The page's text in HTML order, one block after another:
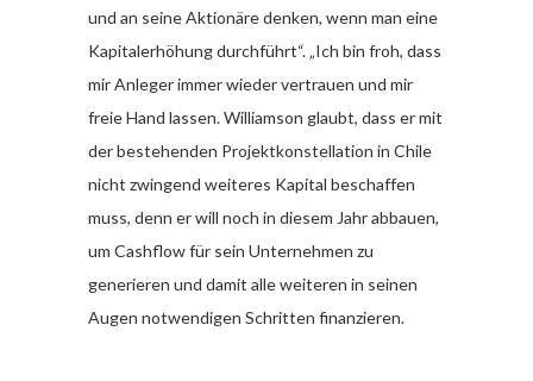
und an seine Aktionäre denken, wenn man eine
Kapitalerhöhung durchführt“. „Ich bin froh, dass
mir Anleger immer wieder vertrauen und mir
freie Hand lassen. Williamson glaubt, dass er mit
der bestehenden Projektkonstellation in Chile
nicht zwingend weiteres Kapital beschaffen
muss, denn er will noch in diesem Jahr abbauen,
um Cashflow für sein Unternehmen zu
generieren und damit alle weiteren in seinen
Augen notwendigen Schritten finanzieren.